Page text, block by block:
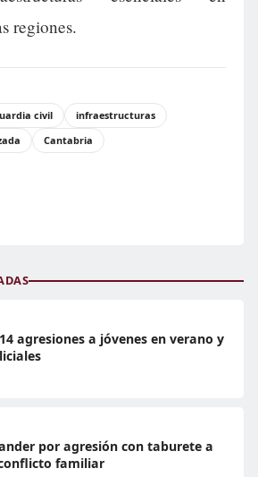
regiones.
civil
infraestructuras
Cantabria
agresiones a jóvenes en verano y
por agresión con taburete a
familiar